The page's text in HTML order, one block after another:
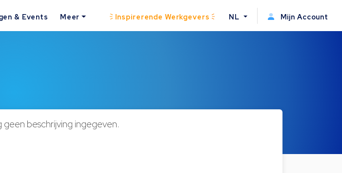
& Events Meer Inspirerende Werkgevers NL Mijn Account
beschrijving ingegeven.